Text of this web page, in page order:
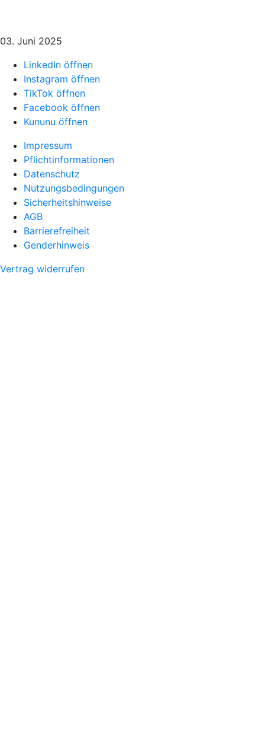
03. Juni 2025
LinkedIn öffnen
Instagram öffnen
TikTok öffnen
Facebook öffnen
Kununu öffnen
Impressum
Pflichtinformationen
Datenschutz
Nutzungsbedingungen
Sicherheitshinweise
AGB
Barrierefreiheit
Genderhinweis
Vertrag widerrufen